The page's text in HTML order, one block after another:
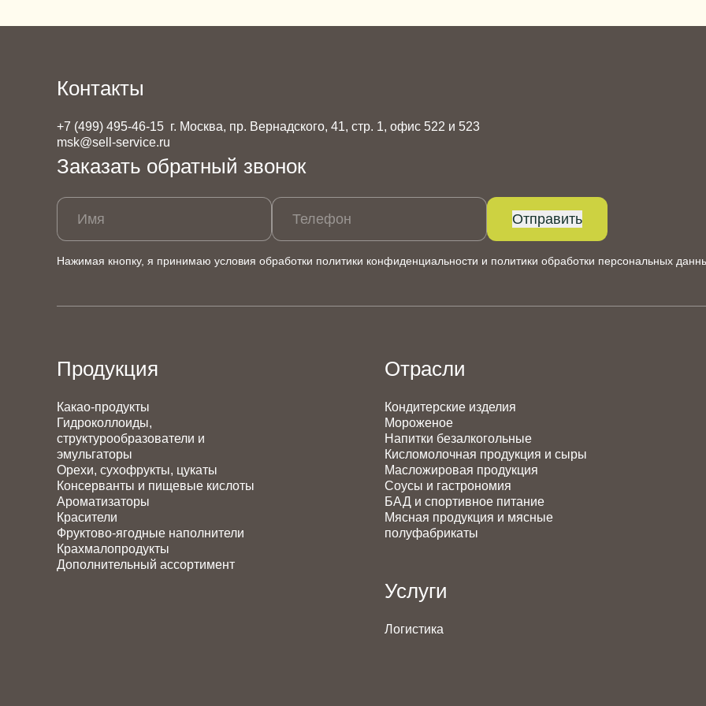
Контакты
+7 (499) 495-46-15
msk@sell-service.ru
г. Москва, пр. Вернадского, 41, стр. 1, офис 522 и 523
Заказать обратный звонок
Имя Телефон Отправить
Нажимая кнопку, я принимаю условия обработки политики конфиденциальности и политики обработки персональных
Продукция
Какао-продукты
Гидроколлоиды,
структурообразователи и
эмульгаторы
Орехи, сухофрукты, цукаты
Консерванты и пищевые кислоты
Ароматизаторы
Красители
Фруктово-ягодные наполнители
Крахмалопродукты
Дополнительный ассортимент
Отрасли
Кондитерские изделия
Мороженое
Напитки безалкогольные
Кисломолочная продукция и сыры
Масложировая продукция
Соусы и гастрономия
БАД и спортивное питание
Мясная продукция и мясные
полуфабрикаты
Услуги
Логистика